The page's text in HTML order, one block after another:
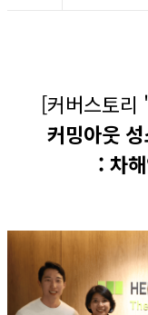
[커버스토
커밍아웃
: 차